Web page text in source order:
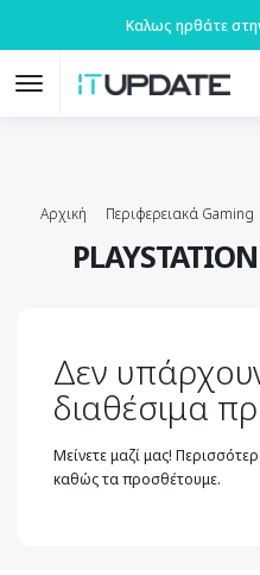
Καλως ηρθάτε
Αρχική Περιφερειακά Gaming
Δεν
διαθέσιμα
Μείνετε μαζί μας!
καθώς τα προσθέτουμε.